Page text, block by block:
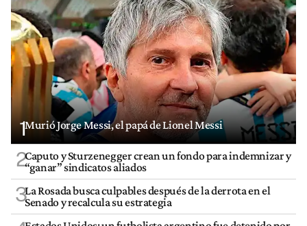
1Murió Jorge Messi, el papá de Lionel Messi
2Caputo y Sturzenegger crean un fondo para indemnizar y
“ganar” sindicatos aliados
3La Rosada busca culpables después de la derrota en el
Senado y recalcula su estrategia